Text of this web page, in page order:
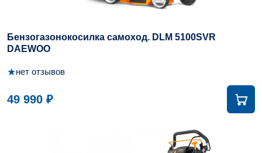
Бензогазонокосилка самоход. DLM 5100SVR
DAEWOO
★нет отзывов
49 990 ₽